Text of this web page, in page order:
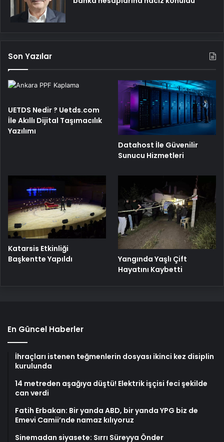
Son Yazılar
UETDS Nedir ? Uetds.com
İle Akıllı Dijital Taşımacılık
Yazılımı
Datahost İle Güvenilir
Sunucu Hizmetleri
Katarsis Etkinliği
Başkentte Yapıldı
Yangında Yaşlı Çift
Hayatını Kaybetti
En Güncel Haberler
İhraçları istenen teğmenlerin dosyası ikinci kez disiplin
kurulunda
14 metreden aşağıya düştü! Elektrik işçisi feci şekilde
can verdi
Fatih Erbakan: Bir yanda ABD, bir yanda YPG biz de
Emevi Camii’nde namaz kılıyoruz
Sinemadan siyasete: Sırrı Süreyya Önder